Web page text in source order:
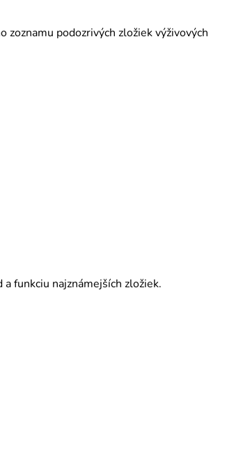
podozrivých zložiek výživových
funkciu najznámejších zložiek.